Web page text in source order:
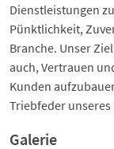
Dienstleistungen
Pünktlichkeit,
Branche. Unser
auch, Vertrauen
Kunden
Triebfeder unseres
Galerie